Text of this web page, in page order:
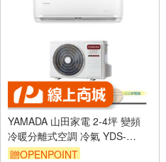
YAMADA 山田家電 2-4坪 變頻
冷暖分離式空調 冷氣 YDS-
FN23H/YDC-FN23H
贈OPENPOINT